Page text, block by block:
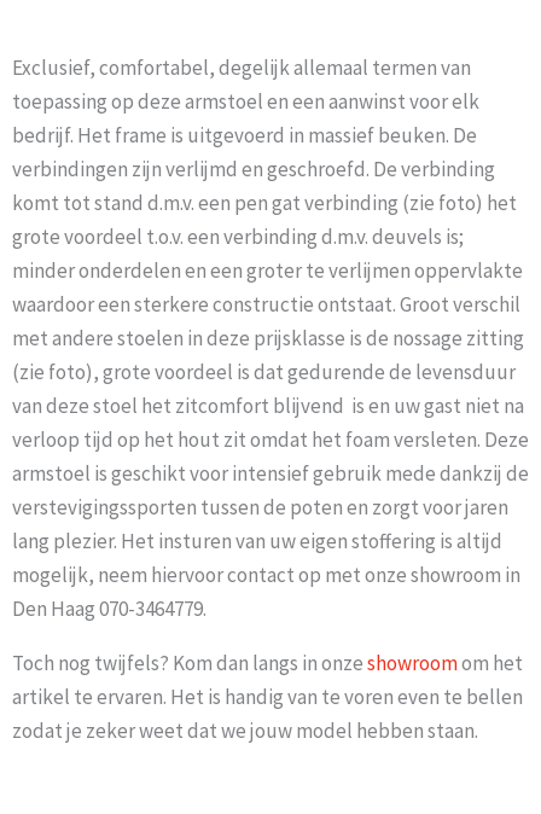
Exclusief, comfortabel, degelijk allemaal termen van
toepassing op deze armstoel en een aanwinst voor elk
bedrijf. Het frame is uitgevoerd in massief beuken. De
verbindingen zijn verlijmd en geschroefd. De verbinding
komt tot stand d.m.v. een pen gat verbinding (zie foto) het
grote voordeel t.o.v. een verbinding d.m.v. deuvels is;
minder onderdelen en een groter te verlijmen oppervlakte
waardoor een sterkere constructie ontstaat. Groot verschil
met andere stoelen in deze prijsklasse is de nossage zitting
(zie foto), grote voordeel is dat gedurende de levensduur
van deze stoel het zitcomfort blijvend is en uw gast niet na
verloop tijd op het hout zit omdat het foam versleten. Deze
armstoel is geschikt voor intensief gebruik mede dankzij de
verstevigingssporten tussen de poten en zorgt voor jaren
lang plezier. Het insturen van uw eigen stoffering is altijd
mogelijk, neem hiervoor contact op met onze showroom in
Den Haag 070-3464779.
Toch nog twijfels? Kom dan langs in onzeshowroomom het
artikel te ervaren. Het is handig van te voren even te bellen
zodat je zeker weet dat we jouw model hebben staan.